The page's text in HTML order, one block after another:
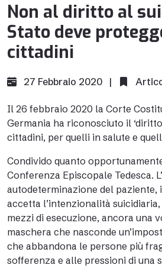
Non al diritto al
Stato deve
cittadini
27 Febbraio 2020 |
Il 26 febbraio 2020 la Corte
Germania ha riconosciuto il
cittadini, per quelli in salute e
Condivido quanto
Conferenza Episcopale Tedesca.
autodeterminazione del paziente,
accetta l’intenzionalità
mezzi di esecuzione, ancora una
maschera che nasconde
che abbandona le persone più
sofferenza e alle pressioni di una